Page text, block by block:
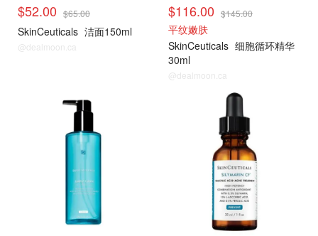
$52.00 $65.00
SkinCeuticals 洁面150ml
@dealmoon.ca
$116.00 $145.00
平纹嫩肤
SkinCeuticals 细胞循环精华
30ml
@dealmoon.ca